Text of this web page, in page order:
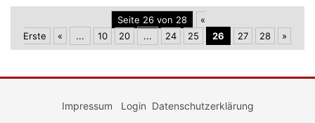
Seite 26 von 28
«
Erste
« ... 10 20 ... 24 25 26 27 28 »
Impressum Login Datenschutzerklärung